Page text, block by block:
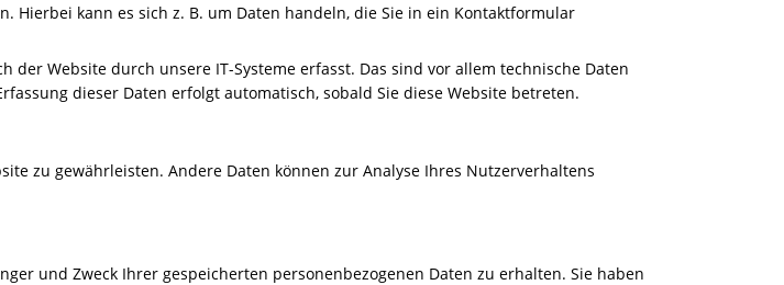
Hierbei kann es sich z. B. um Daten handeln, die Sie in ein Kontaktformular
Website durch unsere IT-Systeme erfasst. Das sind vor allem technische Daten
dieser Daten erfolgt automatisch, sobald Sie diese Website betreten.
zu gewährleisten. Andere Daten können zur Analyse Ihres Nutzerverhaltens
und Zweck Ihrer gespeicherten personenbezogenen Daten zu erhalten. Sie haben